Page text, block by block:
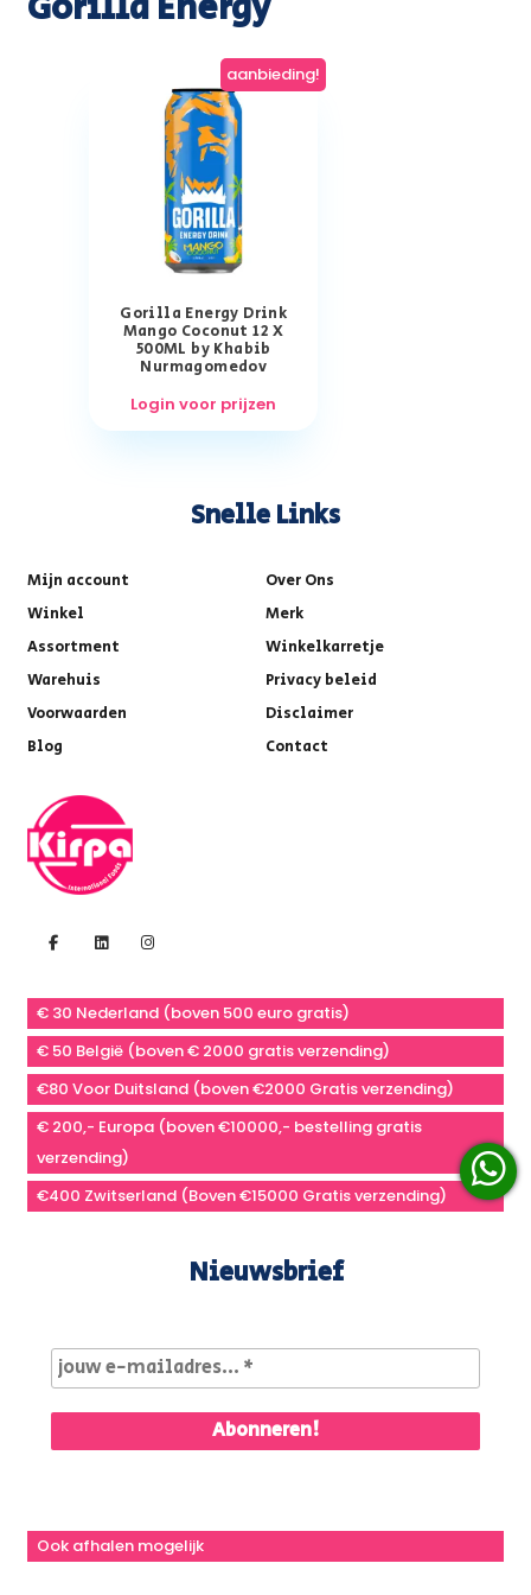
aanbieding!
Gorilla Energy Drink
Mango Coconut 12 X
500ML by Khabib
Nurmagomedov
Login voor prijzen
Snelle Links
Mijn account
Over Ons
Winkel
Merk
Assortment
Winkelkarretje
Warehuis
Privacy beleid
Voorwaarden
Disclaimer
Blog
Contact
€ 30 Nederland (boven 500 euro gratis)
€ 50 België (boven € 2000 gratis verzending)
€80 Voor Duitsland (boven €2000 Gratis verzending)
€ 200,- Europa (boven €10000,- bestelling gratis
verzending)
€400 Zwitserland (Boven €15000 Gratis verzending)
Nieuwsbrief
Ook afhalen mogelijk